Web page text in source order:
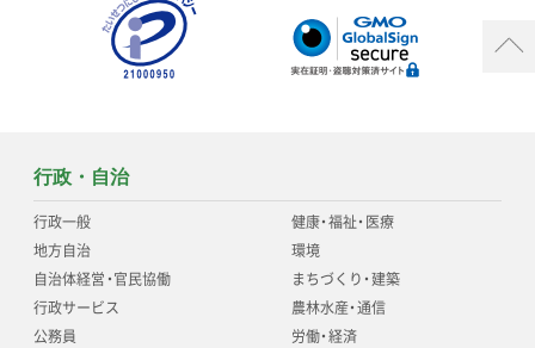
行政・自治
行政一般
地方自治
自治体経営・官民協働
行政サービス
公務員
健康・福祉・医療
環境
まちづくり・建築
農林水産・通信
労働・経済